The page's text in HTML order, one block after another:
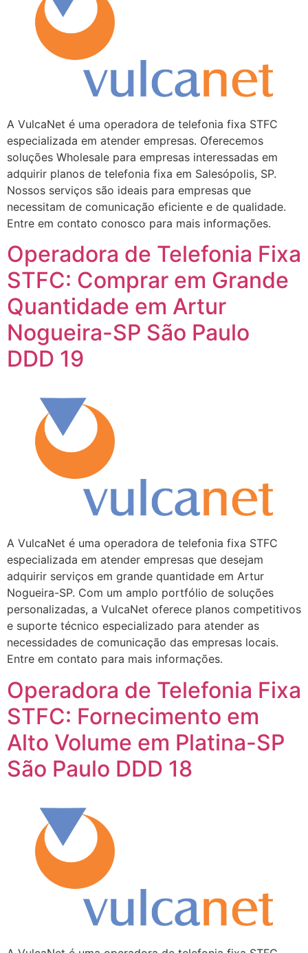
A VulcaNet é uma operadora de telefonia fixa STFC
especializada em atender empresas. Oferecemos
soluções Wholesale para empresas interessadas em
adquirir planos de telefonia fixa em Salesópolis, SP.
Nossos serviços são ideais para empresas que
necessitam de comunicação eficiente e de qualidade.
Entre em contato conosco para mais informações.
Operadora de Telefonia Fixa
STFC: Comprar em Grande
Quantidade em Artur
Nogueira-SP São Paulo
DDD 19
A VulcaNet é uma operadora de telefonia fixa STFC
especializada em atender empresas que desejam
adquirir serviços em grande quantidade em Artur
Nogueira-SP. Com um amplo portfólio de soluções
personalizadas, a VulcaNet oferece planos competitivos
e suporte técnico especializado para atender as
necessidades de comunicação das empresas locais.
Entre em contato para mais informações.
Operadora de Telefonia Fixa
STFC: Fornecimento em
Alto Volume em Platina-SP
São Paulo DDD 18